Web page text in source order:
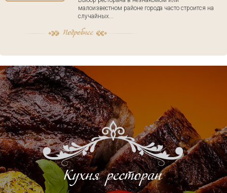
малоизвестном районе города часто строится на
случайных...